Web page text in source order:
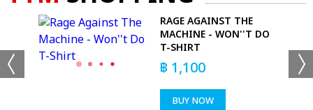
RAGE AGAINST THE
MACHINE - WON''T DO
T-SHIRT
฿ 1,100
BUY NOW